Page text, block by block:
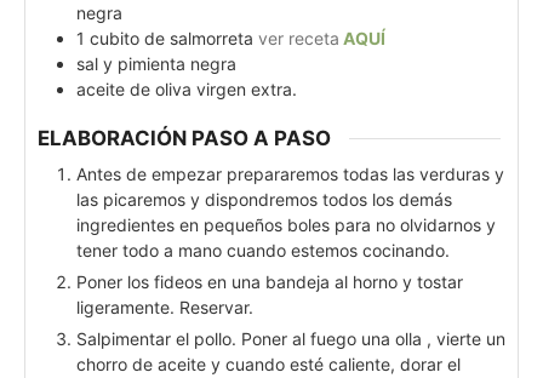
negra
1 cubito de salmorreta ver receta AQUÍ
sal y pimienta negra
aceite de oliva virgen extra.
ELABORACIÓN PASO A PASO
Antes de empezar prepararemos todas las verduras y
las picaremos y dispondremos todos los demás
ingredientes en pequeños boles para no olvidarnos y
tener todo a mano cuando estemos cocinando.
Poner los fideos en una bandeja al horno y tostar
ligeramente. Reservar.
Salpimentar el pollo. Poner al fuego una olla , vierte un
chorro de aceite y cuando esté caliente, dorar el